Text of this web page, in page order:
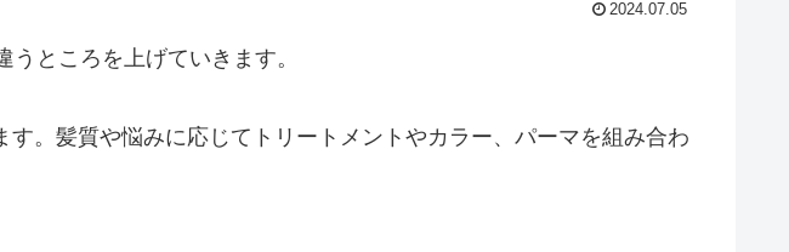
2024.07.05
ところを上げていきます。
。髪質や悩みに応じてトリートメントやカラー、パーマを組み合わ